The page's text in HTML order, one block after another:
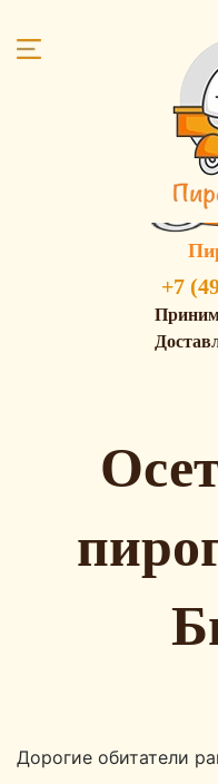
+7
Дорогие обитатели